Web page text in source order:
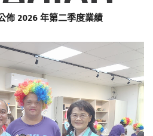
2026 年第二季度業績